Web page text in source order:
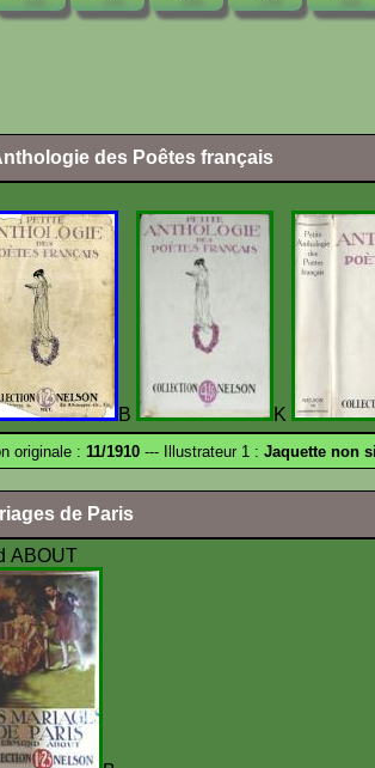
des Poêtes français
B K
originale : 11/1910 --- Illustrateur 1 : Jaquette non
de Paris
ABOUT